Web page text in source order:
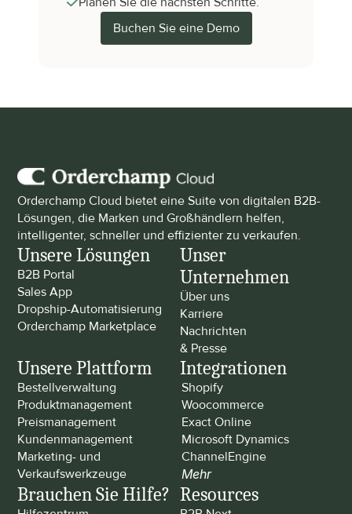
Buchen Sie eine Demo
Orderchamp Cloud bietet eine Suite von digitalen B2B-
Lösungen, die Marken und Großhändlern helfen,
intelligenter, schneller und effizienter zu verkaufen.
Unsere Lösungen
B2B Portal
Sales App
Dropship-Automatisierung
Orderchamp Marketplace
Unser
Unternehmen
Über uns
Karriere
Nachrichten
& Presse
Unsere Plattform
Bestellverwaltung
Produktmanagement
Preismanagement
Kundenmanagement
Marketing- und
Verkaufswerkzeuge
Integrationen
Shopify
Woocommerce
Exact Online
Microsoft Dynamics
ChannelEngine
Mehr
Brauchen Sie Hilfe? Resources